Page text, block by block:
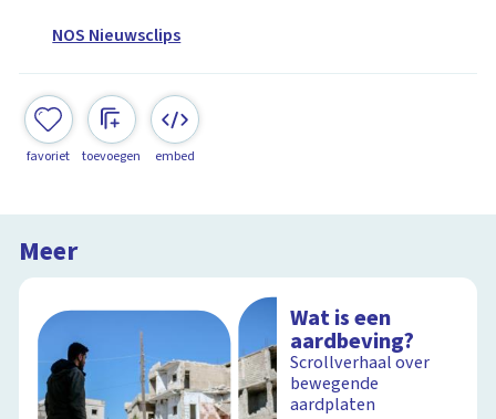
NOS Nieuwsclips
favoriet toevoegen embed
Meer
Wat is een
aardbeving?
Scrollverhaal over
bewegende
aardplaten